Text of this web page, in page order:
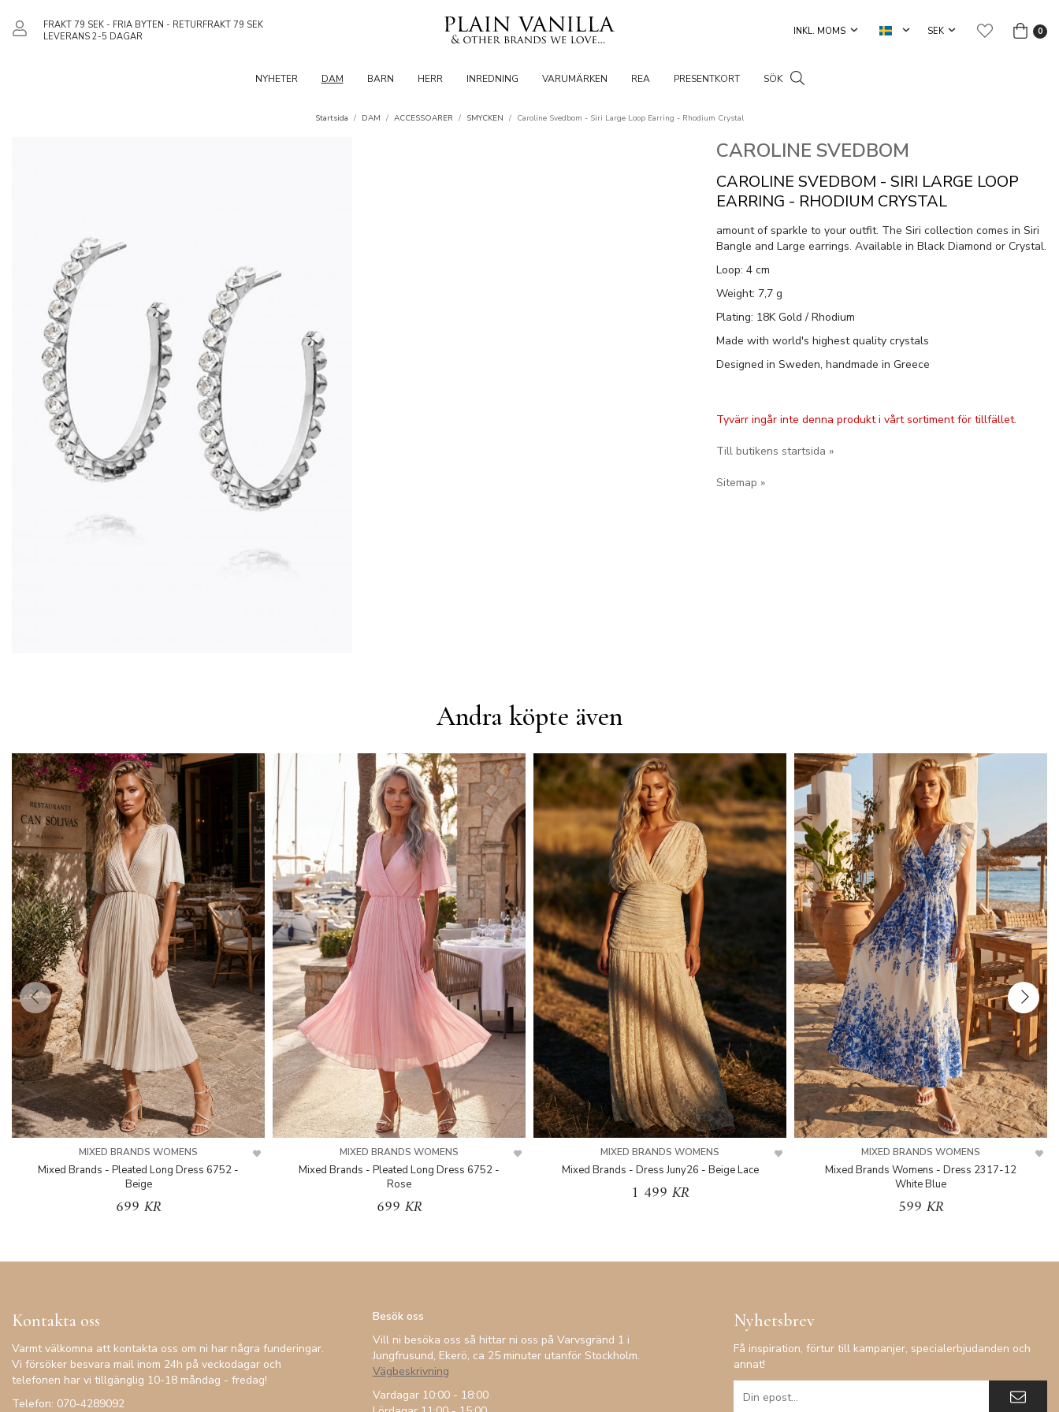
FRAKT 79 SEK - FRIA BYTEN - RETURFRAKT 79 SEK
LEVERANS 2-5 DAGAR
0
NYHETER DAM BARN HERR INREDNING VARUMÄRKEN REA PRESENTKORT SÖK
Startsida / DAM / ACCESSOARER / SMYCKEN / Caroline Svedbom - Siri Large Loop Earring - Rhodium Crystal
CAROLINE SVEDBOM
CAROLINE SVEDBOM - SIRI LARGE LOOP
EARRING - RHODIUM CRYSTAL
amount of sparkle to your outfit. The Siri collection comes in Siri
Bangle and Large earrings. Available in Black Diamond or Crystal.
Loop: 4 cm
Weight: 7,7 g
Plating: 18K Gold / Rhodium
Made with world's highest quality crystals
Designed in Sweden, handmade in Greece
Tyvärr ingår inte denna produkt i vårt sortiment för tillfället.
Till butikens startsida »
Sitemap »
Andra köpte även
MIXED BRANDS WOMENS
Mixed Brands - Pleated Long Dress 6752 -
Beige
699 KR
MIXED BRANDS WOMENS
Mixed Brands - Pleated Long Dress 6752 -
Rose
699 KR
MIXED BRANDS WOMENS
Mixed Brands - Dress Juny26 - Beige Lace
1 499 KR
MIXED BRANDS WOMENS
Mixed Brands Womens - Dress 2317-12
White Blue
599 KR
Kontakta oss
Varmt välkomna att kontakta oss om ni har några funderingar.
Vi försöker besvara mail inom 24h på veckodagar och
telefonen har vi tillgänglig 10-18 måndag - fredag!
Telefon: 070-4289092
Besök oss
Vill ni besöka oss så hittar ni oss på Varvsgränd 1 i
Jungfrusund, Ekerö, ca 25 minuter utanför Stockholm.
Vägbeskrivning
Vardagar 10:00 - 18:00
Nyhetsbrev
Få inspiration, förtur till kampanjer, specialerbjudanden och
annat!